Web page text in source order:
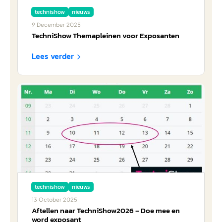
technishow nieuws
9 December 2025
TechniShow Themapleinen voor Exposanten
Lees verder 
technishow nieuws
13 October 2025
Aftellen naar TechniShow2026 – Doe mee en
word exposant